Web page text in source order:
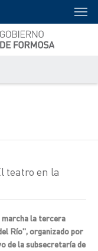
teatro en la
marcha la tercera
Río", organizado por
de la subsecretaría de